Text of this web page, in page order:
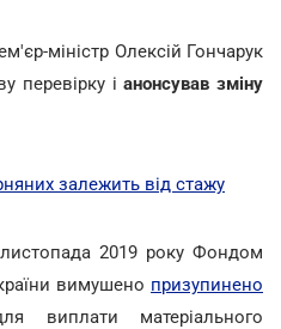
міністр Олексій Гончарук
перевірку іанонсував зміну
залежить від стажу
2019 року Фондом
вимушено призупинено
виплати матеріального